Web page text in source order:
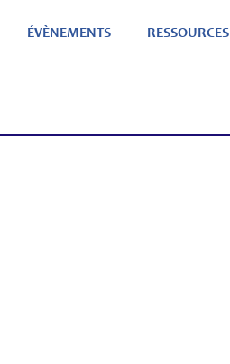
ÉVÈNEMENTS RESSOURCES